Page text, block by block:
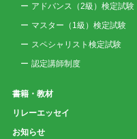
アドバンス（2級）検定試験
マスター（1級）検定試験
スペシャリスト検定試験
認定講師制度
書籍・教材
リレーエッセイ
お知らせ